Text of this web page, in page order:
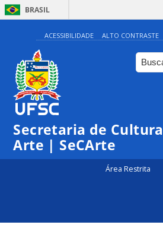
BRASIL
ACESSIBILIDADE ALTO CONTRASTE
Secretaria de
Arte | SeCArte
Área Restrita
0:00
1:00